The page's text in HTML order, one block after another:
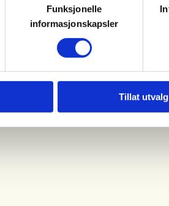
Funksjonelle
informasjonskapsler
Tillat utvalg
strikker litt og de som
for å kjøpe nystekte vafler